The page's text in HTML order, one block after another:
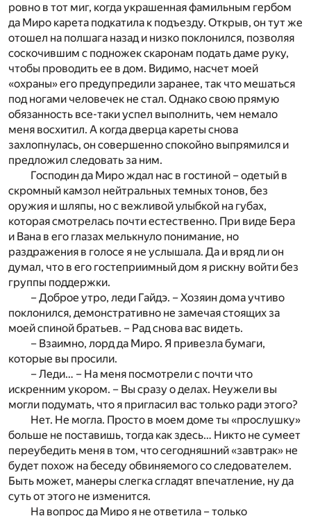
ровно в тот миг, когда украшенная фамильным гербом
да Миро карета подкатила к подъезду. Открыв, он тут же
отошел на полшага назад и низко поклонился, позволяя
соскочившим с подножек скаронам подать даме руку,
чтобы проводить ее в дом. Видимо, насчет моей
«охраны» его предупредили заранее, так что мешаться
под ногами человечек не стал. Однако свою прямую
обязанность все-таки успел выполнить, чем немало
меня восхитил. А когда дверца кареты снова
захлопнулась, он совершенно спокойно выпрямился и
предложил следовать за ним.
Господин да Миро ждал нас в гостиной – одетый в
скромный камзол нейтральных темных тонов, без
оружия и шляпы, но с вежливой улыбкой на губах,
которая смотрелась почти естественно. При виде Бера
и Вана в его глазах мелькнуло понимание, но
раздражения в голосе я не услышала. Да и вряд ли он
думал, что в его гостеприимный дом я рискну войти без
группы поддержки.
– Доброе утро, леди Гайдэ. – Хозяин дома учтиво
поклонился, демонстративно не замечая стоящих за
моей спиной братьев. – Рад снова вас видеть.
– Взаимно, лорд да Миро. Я привезла бумаги,
которые вы просили.
– Леди… – На меня посмотрели с почти что
искренним укором. – Вы сразу о делах. Неужели вы
могли подумать, что я пригласил вас только ради этого?
Нет. Не могла. Просто в моем доме ты «прослушку»
больше не поставишь, тогда как здесь… Никто не сумеет
переубедить меня в том, что сегодняшний «завтрак» не
будет похож на беседу обвиняемого со следователем.
Быть может, манеры слегка сгладят впечатление, ну да
суть от этого не изменится.
На вопрос да Миро я не ответила – только